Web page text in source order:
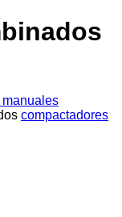
compactadores